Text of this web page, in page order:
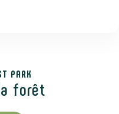
PARK
forêt